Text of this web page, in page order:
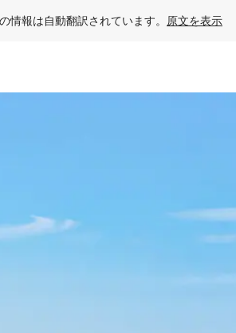
情報は自動翻訳されています。 原文を表示